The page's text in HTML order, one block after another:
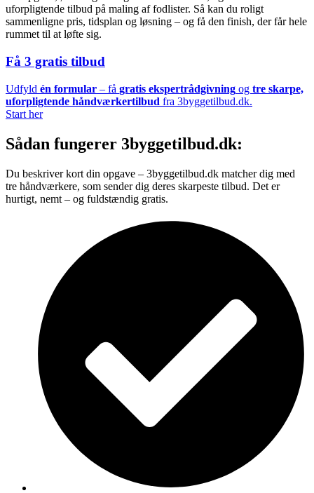
uforpligtende tilbud på maling af fodlister. Så kan du roligt
sammenligne pris, tidsplan og løsning – og få den finish, der får hele
rummet til at løfte sig.
Få 3 gratis tilbud
Udfyld én formular – få gratis ekspertrådgivning og tre skarpe,
uforpligtende håndværkertilbud fra 3byggetilbud.dk.
Start her
Sådan fungerer 3byggetilbud.dk:
Du beskriver kort din opgave – 3byggetilbud.dk matcher dig med
tre håndværkere, som sender dig deres skarpeste tilbud. Det er
hurtigt, nemt – og fuldstændig gratis.